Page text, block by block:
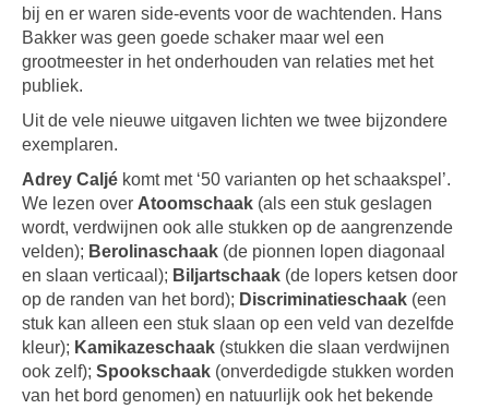
bij en er waren side-events voor de wachtenden. Hans
Bakker was geen goede schaker maar wel een
grootmeester in het onderhouden van relaties met het
publiek.
Uit de vele nieuwe uitgaven lichten we twee bijzondere
exemplaren.
Adrey Caljé komt met ‘50 varianten op het schaakspel’.
We lezen over Atoomschaak (als een stuk geslagen
wordt, verdwijnen ook alle stukken op de aangrenzende
velden); Berolinaschaak (de pionnen lopen diagonaal
en slaan verticaal); Biljartschaak (de lopers ketsen door
op de randen van het bord); Discriminatieschaak (een
stuk kan alleen een stuk slaan op een veld van dezelfde
kleur); Kamikazeschaak (stukken die slaan verdwijnen
ook zelf); Spookschaak (onverdedigde stukken worden
van het bord genomen) en natuurlijk ook het bekende